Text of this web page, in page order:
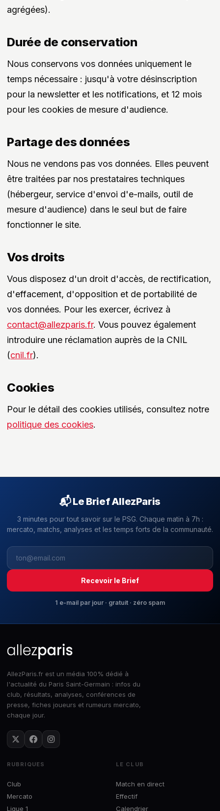
agrégées).
Durée de conservation
Nous conservons vos données uniquement le
temps nécessaire : jusqu'à votre désinscription
pour la newsletter et les notifications, et 12 mois
pour les cookies de mesure d'audience.
Partage des données
Nous ne vendons pas vos données. Elles peuvent
être traitées par nos prestataires techniques
(hébergeur, service d'envoi d'e-mails, outil de
mesure d'audience) dans le seul but de faire
fonctionner le site.
Vos droits
Vous disposez d'un droit d'accès, de rectification,
d'effacement, d'opposition et de portabilité de
vos données. Pour les exercer, écrivez à
contact@allezparis.fr. Vous pouvez également
introduire une réclamation auprès de la CNIL
(cnil.fr).
Cookies
Pour le détail des cookies utilisés, consultez notre
politique des cookies.
📬 Le Brief AllezParis
3 minutes pour tout savoir sur le PSG. Chaque matin à 7h :
mercato, matchs, analyses et les temps forts de la communauté.
Recevoir le Brief
1 e-mail par jour · gratuit · zéro spam
AllezParis.fr est un média 100% dédié à
l'actualité du Paris Saint-Germain : infos du
club, résultats, analyses, conférences de
presse, fiches joueurs et rumeurs mercato,
chaque jour.
RUBRIQUES
Club
Mercato
Ligue 1
LE CLUB
Match en direct
Effectif
Calendrier